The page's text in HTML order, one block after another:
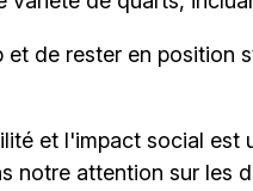
et de rester en position
et l'impact social est
notre attention sur les